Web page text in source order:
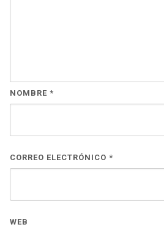
NOMBRE *
CORREO ELECTRÓNICO *
WEB